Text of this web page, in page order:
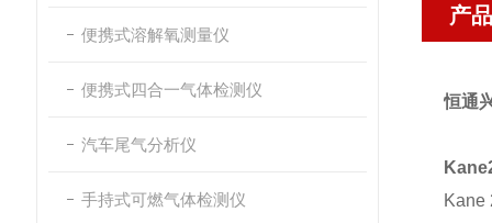
便携式溶解氧测量仪
便携式四合一气体检测仪
汽车尾气分析仪
手持式可燃气体检测仪
产
恒通
Kane